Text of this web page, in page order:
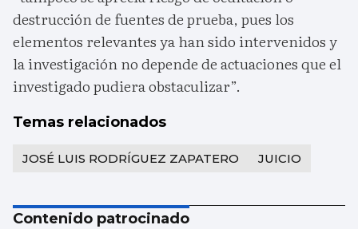
destrucción de fuentes de prueba, pues los
elementos relevantes ya han sido intervenidos y
la investigación no depende de actuaciones que el
investigado pudiera obstaculizar”.
Temas relacionados
JOSÉ LUIS RODRÍGUEZ ZAPATERO JUICIO
Contenido patrocinado